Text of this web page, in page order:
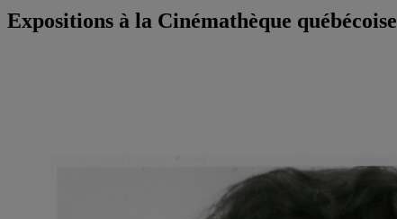
Expositions à la Cinémathèque québécoise